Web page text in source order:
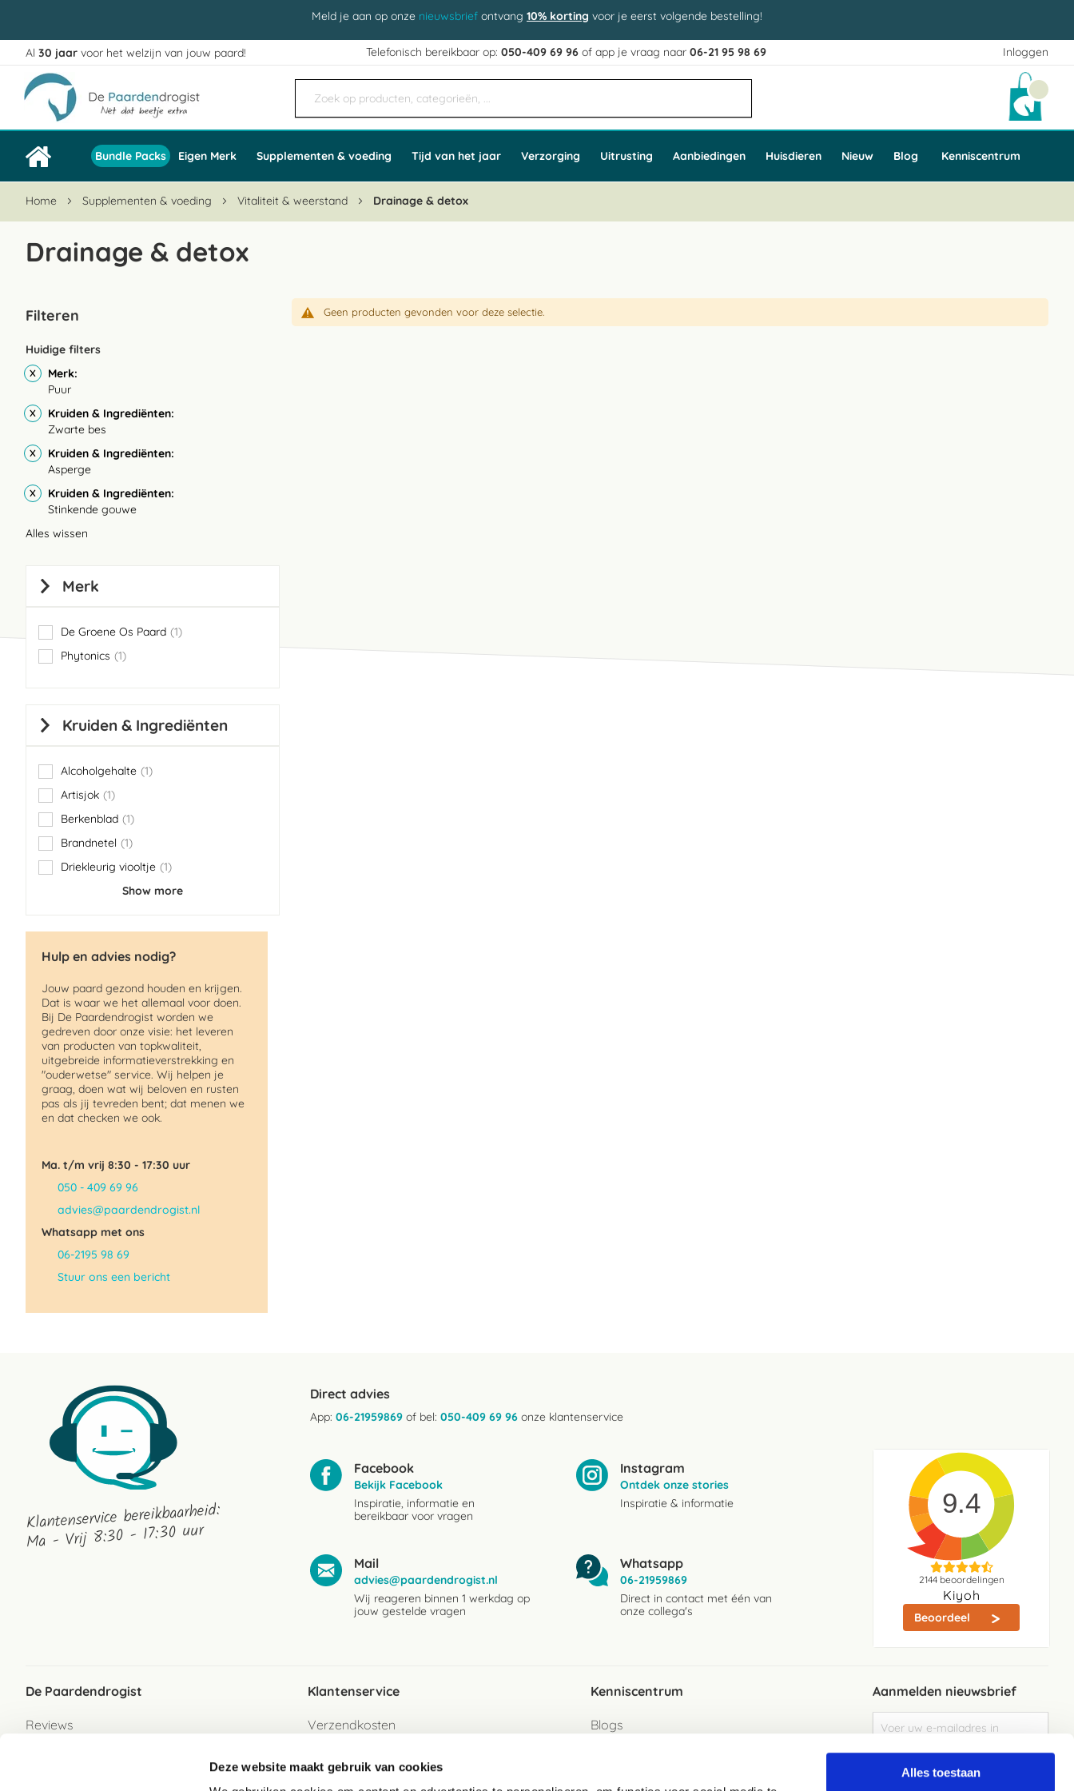
Deze website maakt gebruik van cookies
Alles toestaan
Meld je aan op onze nieuwsbrief ontvang 10% korting voor je eerst volgende bestelling!
Inloggen
Ga
naar
de
inhoud
Al 30 jaar voor het welzijn van jouw paard! Telefonisch bereikbaar op:050-409 69 96 of app je vraag naar06-21 95 98 69
Bundle Packs Eigen Merk Supplementen & voeding Tijd van het jaar Verzorging Uitrusting Aanbiedingen Huisdieren Nieuw Blog Kenniscentrum
Home Supplementen & voeding Vitaliteit & weerstand Drainage & detox
Drainage & detox
Geen producten gevonden voor deze selectie.
Filteren
Huidige filters
Merk
Puur
Kruiden & Ingrediënten
Zwarte bes
Kruiden & Ingrediënten
Asperge
Kruiden & Ingrediënten
Stinkende gouwe
Alles wissen
Merk
De Groene Os Paard 1
item
Phytonics
1
item
Kruiden & Ingrediënten
Alcoholgehalte 1
item
Artisjok 1
item
Berkenblad 1
item
Brandnetel
1
item
Driekleurig viooltje 1
item
Show more
Hulp en advies nodig?
Jouw paard gezond houden en krijgen.
Dat is waar we het allemaal voor doen.
Bij De Paardendrogist worden we
gedreven door onze visie: het leveren
van producten van topkwaliteit,
uitgebreide informatieverstrekking en
"ouderwetse" service. Wij helpen je
graag, doen wat wij beloven en rusten
pas als jij tevreden bent; dat menen we
en dat checken we ook.
Ma. t/m vrij 8:30 - 17:30 uur
050 - 409 69 96
advies@paardendrogist.nl
Whatsapp met ons
06-2195 98 69
Stuur ons een bericht
Klantenservice bereikbaarheid:
Ma - Vrij 8:30 - 17:30 uur
Direct advies
App: 06-21959869 of bel: 050-409 69 96 onze klantenservice
Facebook
Bekijk Facebook
Inspiratie, informatie en
bereikbaar voor vragen
Instagram
Ontdek onze stories
Inspiratie & informatie
Mail
advies@paardendrogist.nl
Wij reageren binnen 1 werkdag op
jouw gestelde vragen
Whatsapp
06-21959869
Direct in contact met één van
onze collega's
9.4
2144beoordelingen
Kiyoh
Beoordeel
De Paardendrogist
Reviews
Klantenservice
Verzendkosten
Betaalwijzen
Kenniscentrum
Blogs
Aanmelden nieuwsbrief
u
op